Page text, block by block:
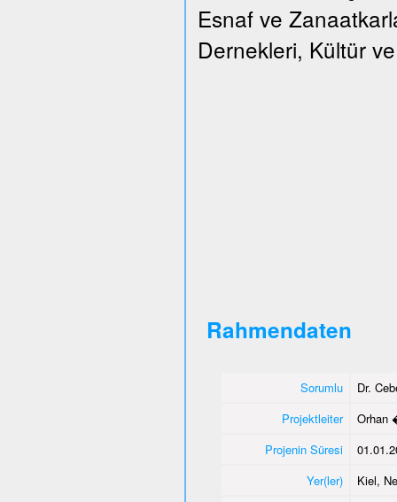
Esnaf ve
Dernekleri, Kültür
Rahmendaten
Sorumlu
Dr.
Projektleiter
Orhan
Projenin Süresi
Yer(ler)
Kiel,